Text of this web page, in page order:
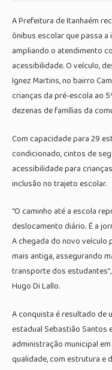
A Prefeitura de Itanhaém
ônibus escolar que passa
ampliando o atendimento
acessibilidade. O veículo,
Ignez Martins, no bairro
crianças da pré-escola ao
dezenas de famílias da
Com capacidade para 29
condicionado, cintos de
acessibilidade para
inclusão no trajeto escolar.
“O caminho até a escola
deslocamento diário. É a
A chegada do novo
mais antiga, assegurando
transporte dos
Hugo Di Lallo.
A conquista é resultado de
estadual Sebastião
administração municipal
qualidade, com estrutura e